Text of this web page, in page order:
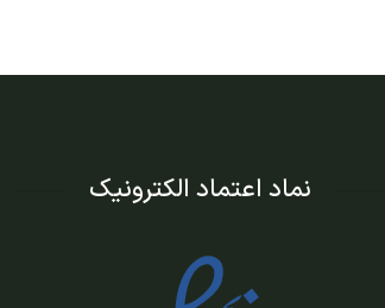
نماد اعتماد الکترونیک